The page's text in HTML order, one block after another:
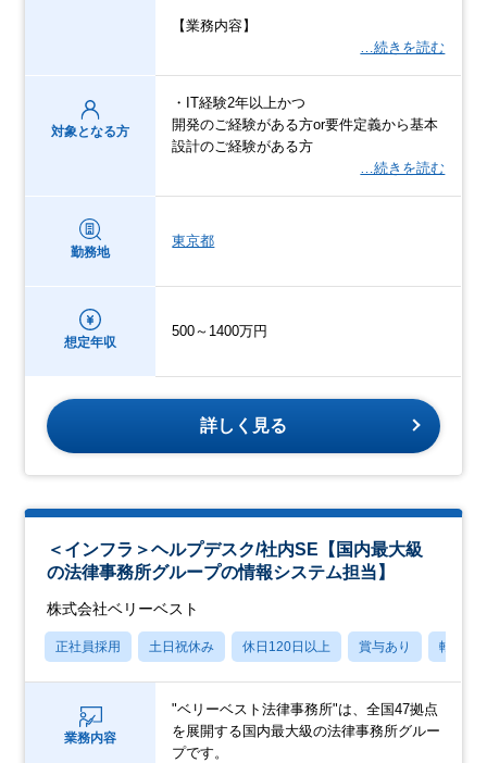
【業務内容】
…続きを読む
対象となる方
・IT経験2年以上かつ
開発のご経験がある方or要件定義から基本
設計のご経験がある方
…続きを読む
勤務地
東京都
想定年収
500～1400万円
詳しく見る
＜インフラ＞ヘルプデスク/社内SE【国内最大級
の法律事務所グループの情報システム担当】
株式会社ベリーベスト
正社員採用 土日祝休み 休日120日以上 賞与あり 転勤な
業務内容
"ベリーベスト法律事務所"は、全国47拠点
を展開する国内最大級の法律事務所グルー
プです。